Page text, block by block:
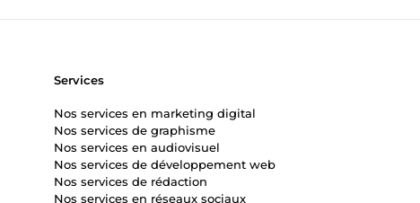
Services
Nos services en marketing digital
Nos services de graphisme
Nos services en audiovisuel
Nos services de développement web
Nos services de rédaction
Nos services en réseaux sociaux